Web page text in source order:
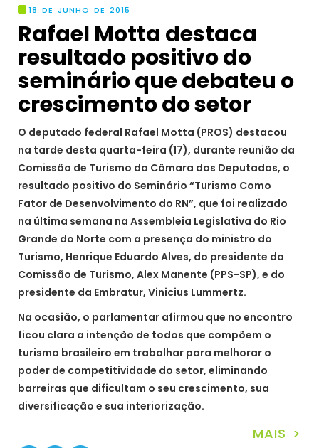
18 DE JUNHO DE 2015
Rafael Motta destaca
resultado positivo do
seminário que debateu o
crescimento do setor
O deputado federal Rafael Motta (PROS) destacou
na tarde desta quarta-feira (17), durante reunião da
Comissão de Turismo da Câmara dos Deputados, o
resultado positivo do Seminário “Turismo Como
Fator de Desenvolvimento do RN”, que foi realizado
na última semana na Assembleia Legislativa do Rio
Grande do Norte com a presença do ministro do
Turismo, Henrique Eduardo Alves, do presidente da
Comissão de Turismo, Alex Manente (PPS-SP), e do
presidente da Embratur, Vinicius Lummertz.
Na ocasião, o parlamentar afirmou que no encontro
ficou clara a intenção de todos que compõem o
turismo brasileiro em trabalhar para melhorar o
poder de competitividade do setor, eliminando
barreiras que dificultam o seu crescimento, sua
diversificação e sua interiorização.
MAIS >